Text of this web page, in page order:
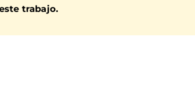
trabajo.